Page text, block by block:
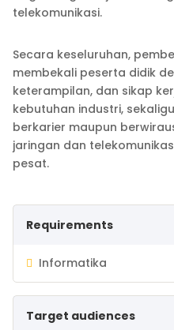
telekomunikasi.
Secara keseluruhan,
membekali peserta didik
keterampilan, dan sikap
kebutuhan industri,
berkarier maupun
jaringan dan
pesat.
Requirements
Informatika
Target audiences